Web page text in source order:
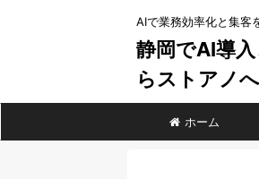
AIで業務効率化と集客
静岡でAI導
らストアノへ
ホーム